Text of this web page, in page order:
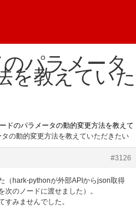
パラメータ
を教えていた
ードのパラメータの動的変更方法を教えて
の動的変更方法を教えていただきたい
#3126
（hark-pythonが外部APIからjson取得
次のノードに渡せました）。
すみませんでした。